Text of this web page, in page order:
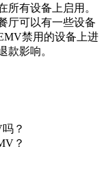
所有设备上启用。
厅可以有一些设备
禁用的设备上进
款影响。
？
？